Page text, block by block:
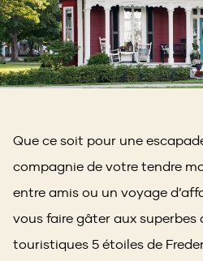
Que ce soit pour une
compagnie de votre tendre
entre amis ou un voyage
vous faire gâter aux superbes
touristiques 5 étoiles de